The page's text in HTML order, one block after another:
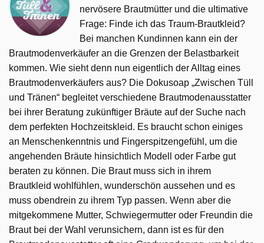
nervösere Brautmütter und die ultimative
Frage: Finde ich das Traum-Brautkleid?
Bei manchen Kundinnen kann ein der
Brautmodenverkäufer an die Grenzen der Belastbarkeit
kommen. Wie sieht denn nun eigentlich der Alltag eines
Brautmodenverkäufers aus? Die Dokusoap „Zwischen Tüll
und Tränen“ begleitet verschiedene Brautmodenausstatter
bei ihrer Beratung zukünftiger Bräute auf der Suche nach
dem perfekten Hochzeitskleid. Es braucht schon einiges
an Menschenkenntnis und Fingerspitzengefühl, um die
angehenden Bräute hinsichtlich Modell oder Farbe gut
beraten zu können. Die Braut muss sich in ihrem
Brautkleid wohlfühlen, wunderschön aussehen und es
muss obendrein zu ihrem Typ passen. Wenn aber die
mitgekommene Mutter, Schwiegermutter oder Freundin die
Braut bei der Wahl verunsichern, dann ist es für den